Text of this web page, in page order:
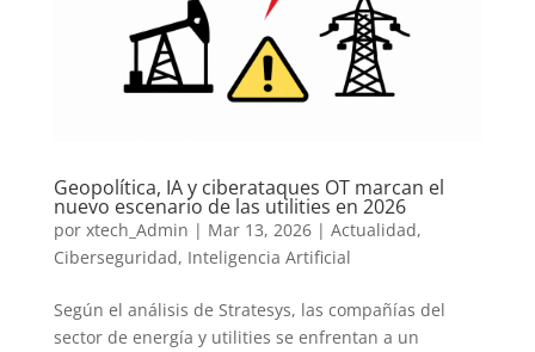
Geopolítica, IA y ciberataques OT marcan el
nuevo escenario de las utilities en 2026
por xtech_Admin | Mar 13, 2026| Actualidad,
Ciberseguridad, Inteligencia Artificial
Según el análisis de Stratesys, las compañías del
sector de energía y utilities se enfrentan a un